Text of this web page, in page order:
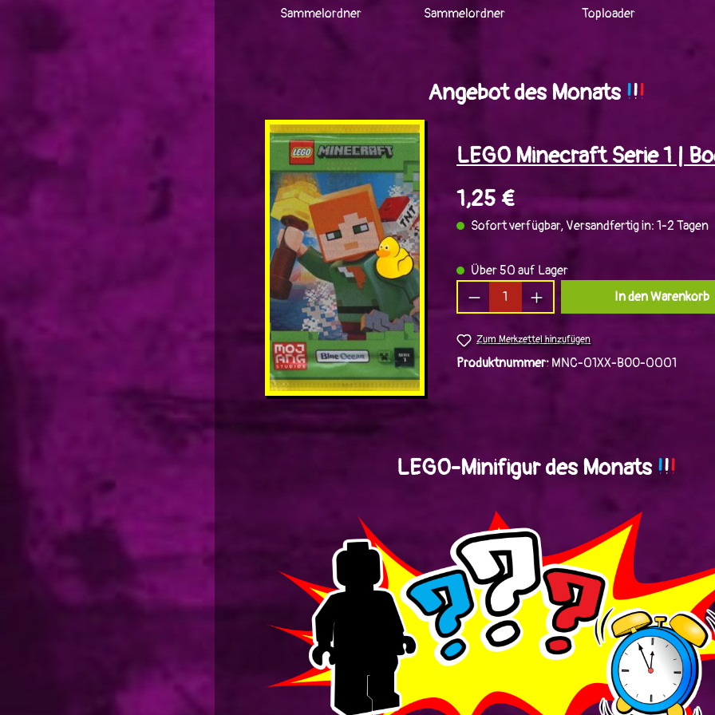
Sammelordner
Sammelordner
Toploader
Angebot des Monats !!!
LEGO Minecraft Serie 1 |
1,25 €
Sofort verfügbar, Versandfertig in: 1-2 Tagen
Über 50 auf Lager
Produkt Anzahl: Gib denIn den Warenkorb
Zum Merkzettel hinzufügen
Produktnummer: MNC-01XX-BOO-0001
LEGO-Minifigur des Monats !!!